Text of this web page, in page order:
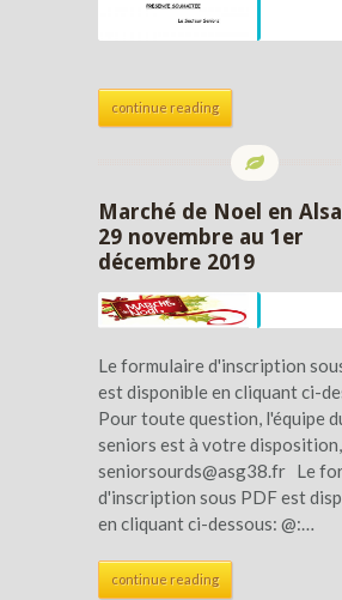
continue reading
Marché de Noel en
29 novembre au 1er
décembre 2019
Le formulaire d'inscription
est disponible en cliquant ci-
Pour toute question, l'équipe
seniors est à votre disposition,
seniorsourds@asg38.fr Le
d'inscription sous PDF est
en cliquant ci-dessous: @:…
continue reading